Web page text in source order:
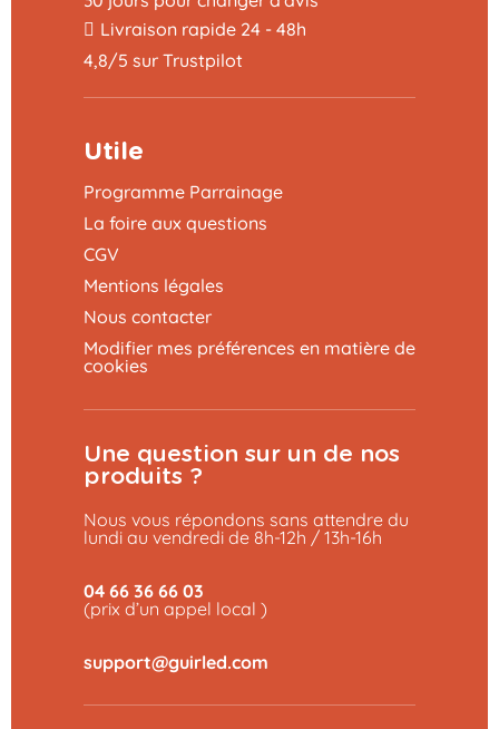
Livraison rapide 24 - 48h
4,8/5 sur Trustpilot
Utile
Programme Parrainage
La foire aux questions
CGV
Mentions légales
Nous contacter
Modifier mes préférences en matière de
cookies
Une question sur un de nos
produits ?
Nous vous répondons sans attendre du
lundi au vendredi de 8h-12h / 13h-16h
04 66 36 66 03
(prix d’un appel local )